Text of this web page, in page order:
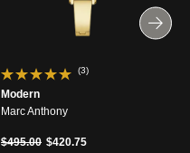
(3)
Modern
Marc Anthony
Precio reducido de
$495.00a$420.75